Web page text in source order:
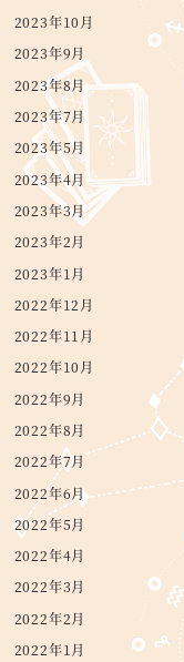
2023年10月
2023年9月
2023年8月
2023年7月
2023年5月
2023年4月
2023年3月
2023年2月
2023年1月
2022年12月
2022年11月
2022年10月
2022年9月
2022年8月
2022年7月
2022年6月
2022年5月
2022年4月
2022年3月
2022年2月
2022年1月